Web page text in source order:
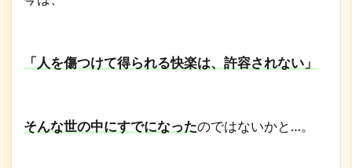
「人を傷つけて得られる快楽は、許容されない」
そんな世の中にすでになったのではないかと…。